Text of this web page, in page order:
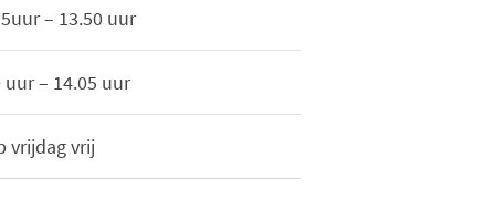
– 13.50 uur
uur – 14.05 uur
vrijdag vrij